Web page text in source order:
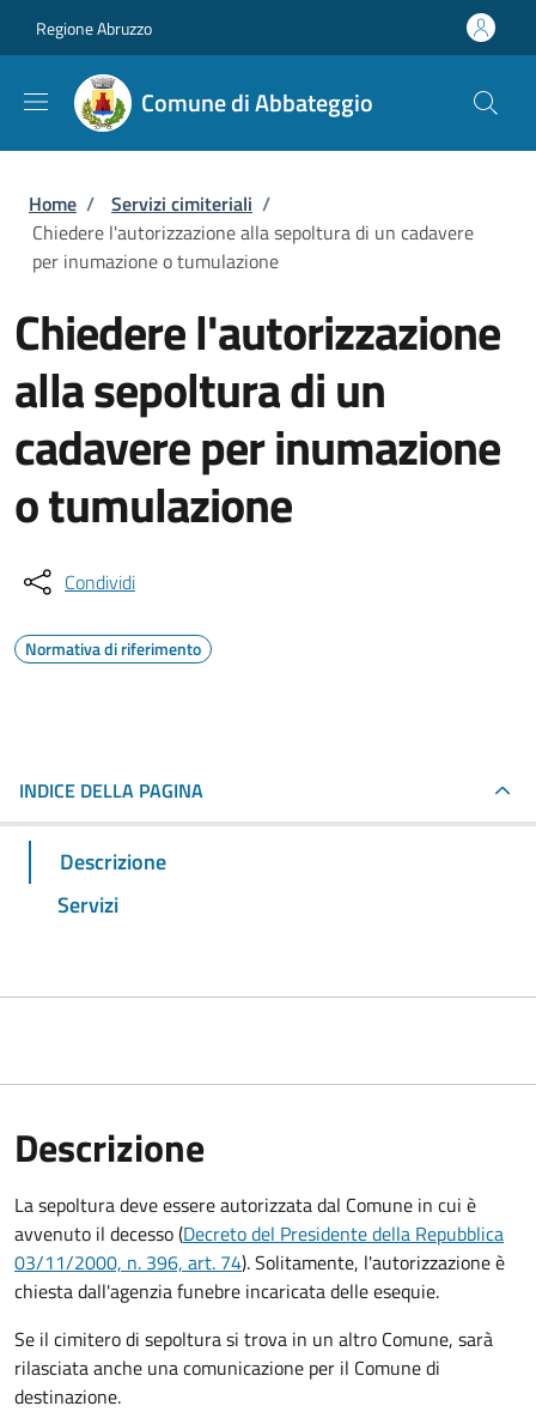
Regione Abruzzo
Comune di Abbateggio
Briciole di pane
Home / Servizi cimiteriali /
Chiedere l'autorizzazione alla sepoltura di un cadavere
per inumazione o tumulazione
Chiedere l'autorizzazione
alla sepoltura di un
cadavere per inumazione
o tumulazione
Condividi
Normativa di riferimento
INDICE DELLA PAGINA
Descrizione
Servizi
Descrizione
La sepoltura deve essere autorizzata dal Comune in cui è
avvenuto il decesso (Decreto del Presidente della Repubblica
03/11/2000, n. 396, art. 74). Solitamente, l'autorizzazione è
chiesta dall'agenzia funebre incaricata delle esequie.
Se il cimitero di sepoltura si trova in un altro Comune, sarà
rilasciata anche una comunicazione per il Comune di
destinazione.